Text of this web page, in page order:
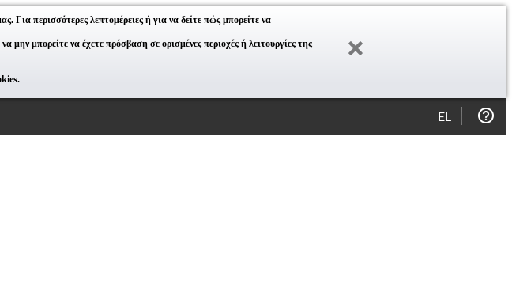
Για περισσότερες λεπτομέρειες ή για να δείτε πώς μπορείτε να
μπορείτε να έχετε πρόσβαση σε ορισμένες περιοχές ή λειτουργίες της
EL